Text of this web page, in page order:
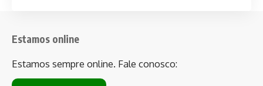
Estamos online
Estamos sempre online. Fale conosco: